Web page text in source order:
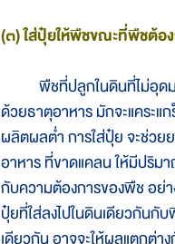
(๓) ใส่ปุ๋ยให้พืชขณะที่พืชต้อ
พืชที่ปลูกในดินที่ไม่อุด
ด้วยธาตุอาหาร มักจะแคระแก
ผลิตผลต่ำ การใส่ปุ๋ย จะช่วย
อาหาร ที่ขาดแคลน ให้มีปริม
กับความต้องการของพืช อย่า
ปุ๋ยที่ใส่ลงไปในดินเดียวกันกั